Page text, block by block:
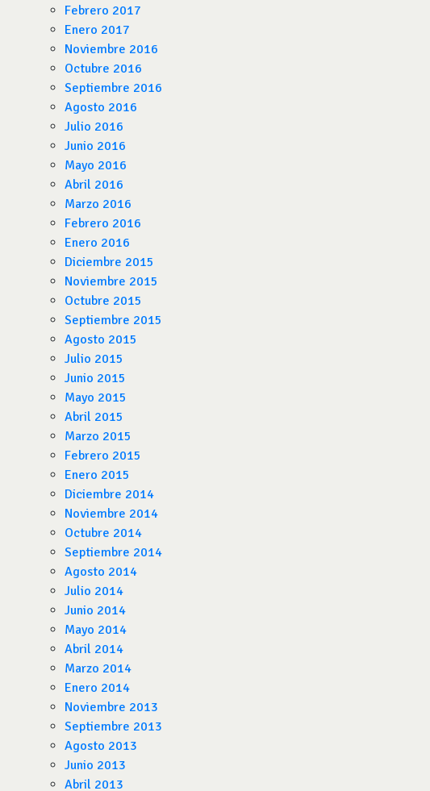
Febrero 2017
Enero 2017
Noviembre 2016
Octubre 2016
Septiembre 2016
Agosto 2016
Julio 2016
Junio 2016
Mayo 2016
Abril 2016
Marzo 2016
Febrero 2016
Enero 2016
Diciembre 2015
Noviembre 2015
Octubre 2015
Septiembre 2015
Agosto 2015
Julio 2015
Junio 2015
Mayo 2015
Abril 2015
Marzo 2015
Febrero 2015
Enero 2015
Diciembre 2014
Noviembre 2014
Octubre 2014
Septiembre 2014
Agosto 2014
Julio 2014
Junio 2014
Mayo 2014
Abril 2014
Marzo 2014
Enero 2014
Noviembre 2013
Septiembre 2013
Agosto 2013
Junio 2013
Abril 2013